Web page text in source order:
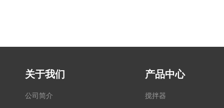
关于我们
公司简介
产品中心
搅拌器